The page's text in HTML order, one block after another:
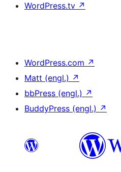
WordPress.tv ↗
WordPress.com ↗
Matt (engl.) ↗
bbPress (engl.) ↗
BuddyPress (engl.) ↗